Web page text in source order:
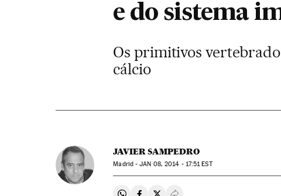
e do sistema
Os primitivos
cálcio
JAVIER SAMPEDRO
Madrid -JAN 08, 2014 - 17:51EST